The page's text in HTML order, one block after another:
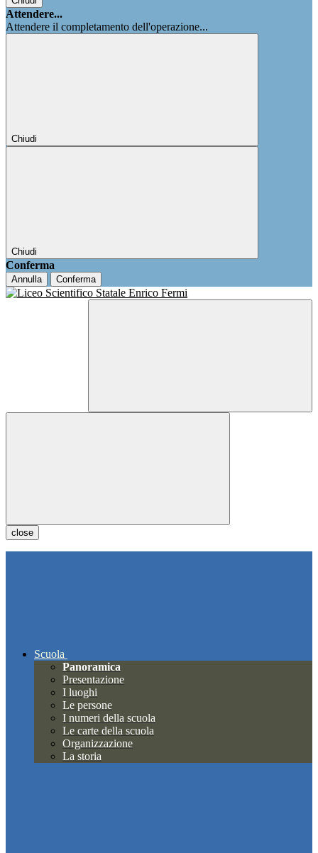
Attendere...
Attendere il completamento dell'operazione...
Chiudi
Chiudi
Conferma
Annulla Conferma
close
Scuola
Panoramica
Presentazione
I luoghi
Le persone
I numeri della scuola
Le carte della scuola
Organizzazione
La storia